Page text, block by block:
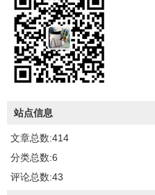
站点信息
文章总数:414
分类总数:6
评论总数:43